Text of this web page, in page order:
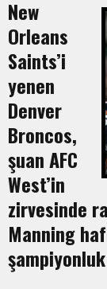
New
Orleans
Saints’i
yenen
Denver
Broncos,
şuan AFC
West’in
zirvesinde
Manning